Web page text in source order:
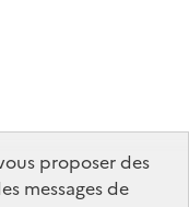
proposer des
messages de